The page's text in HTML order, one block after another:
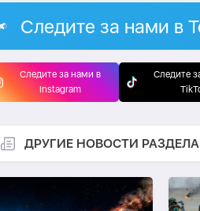
Следите за нами в
Следите за нами в
Instagram
Следите
ДРУГИЕ НОВОСТИ РАЗДЕЛА